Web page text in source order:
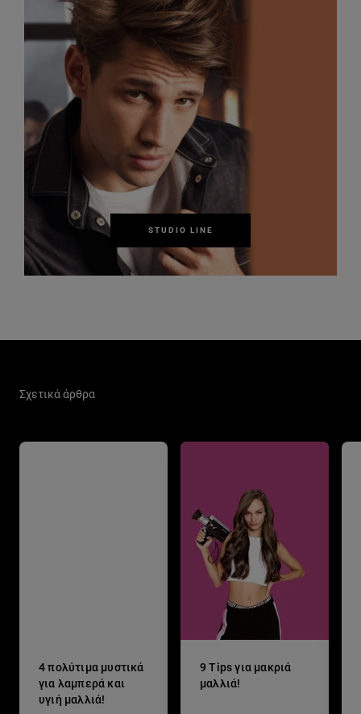
STUDIO LINE
Σχετικά άρθρα
4 πολύτιμα μυστικά
για λαμπερά και
υγιή μαλλιά!
9 Tips για μακριά
μαλλιά!